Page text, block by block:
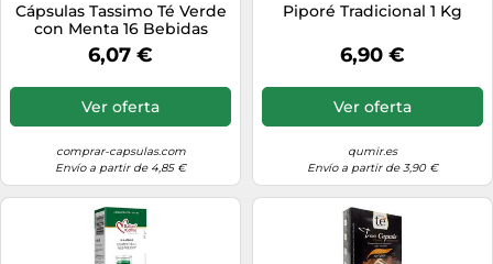
Cápsulas Tassimo Té Verde
con Menta 16 Bebidas
6,07 €
Ver oferta
comprar-capsulas.com
Envío a partir de 4,85 €
Piporé Tradicional 1 Kg
6,90 €
Ver oferta
qumir.es
Envío a partir de 3,90 €